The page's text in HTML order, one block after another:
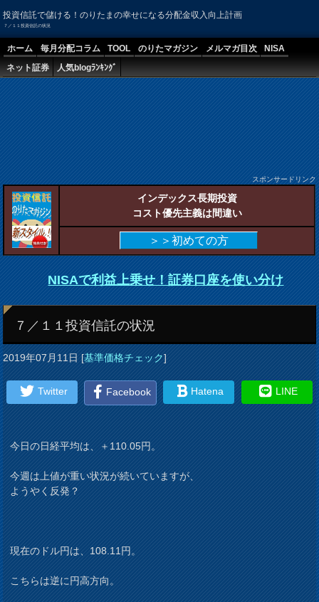
投資信託で儲ける！のりたまの幸せになる分配金収入向上計画
７／１１投資信託の状況
ホーム 毎月分配コラム TOOL のりたマガジン メルマガ目次
NISA
ネット証券
人気blogﾗﾝｷﾝｸﾞ
スポンサードリンク
インデックス長期投資
コスト優先主義は間違い
＞＞初めての方
NISAで利益上乗せ！証券口座を使い分け
７／１１投資信託の状況
2019年07月11日[基準価格チェック]
Twitter Facebook Hatena LINE
今日の日経平均は、＋110.05円。
今週は上値が重い状況が続いていますが、
ようやく反発？
現在のドル円は、108.11円。
こちらは逆に円高方向。